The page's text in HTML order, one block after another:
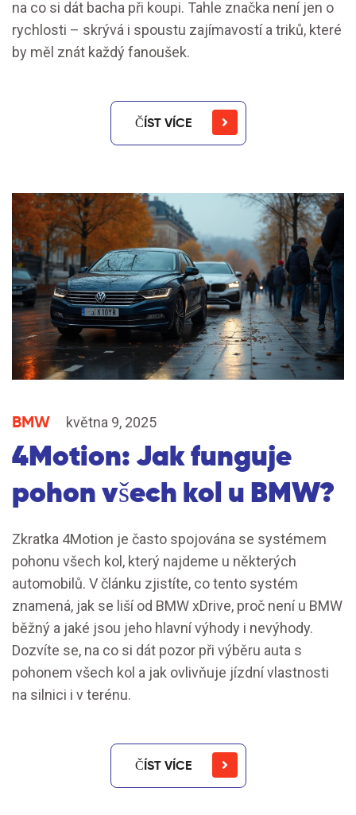
na co si dát bacha při koupi. Tahle značka není jen o
rychlosti – skrývá i spoustu zajímavostí a triků, které
by měl znát každý fanoušek.
ČÍST VÍCE
BMW května 9, 2025
4Motion: Jak funguje
pohon všech kol u BMW?
Zkratka 4Motion je často spojována se systémem
pohonu všech kol, který najdeme u některých
automobilů. V článku zjistíte, co tento systém
znamená, jak se liší od BMW xDrive, proč není u BMW
běžný a jaké jsou jeho hlavní výhody i nevýhody.
Dozvíte se, na co si dát pozor při výběru auta s
pohonem všech kol a jak ovlivňuje jízdní vlastnosti
na silnici i v terénu.
ČÍST VÍCE